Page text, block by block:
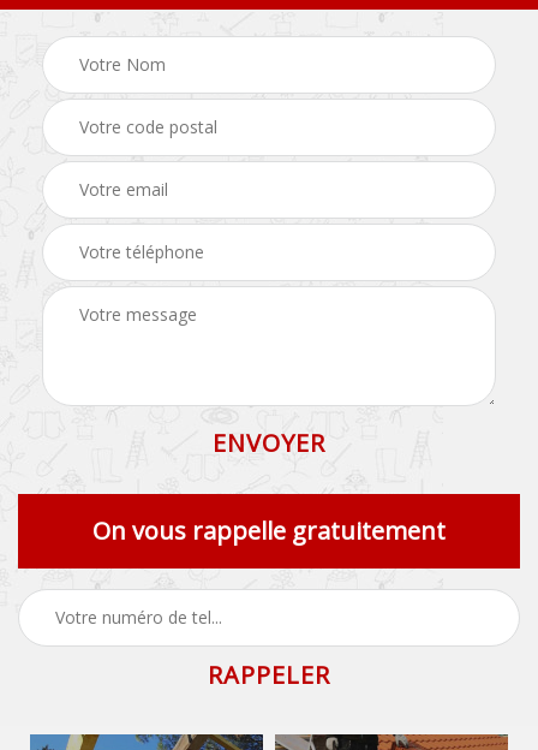
On vous rappelle gratuitement